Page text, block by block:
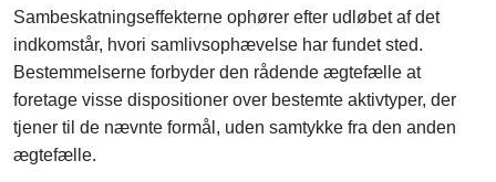
Sambeskatningseffekterne ophører efter udløbet af det
indkomstår, hvori samlivsophævelse har fundet sted.
Bestemmelserne forbyder den rådende ægtefælle at
foretage visse dispositioner over bestemte aktivtyper, der
tjener til de nævnte formål, uden samtykke fra den anden
ægtefælle.